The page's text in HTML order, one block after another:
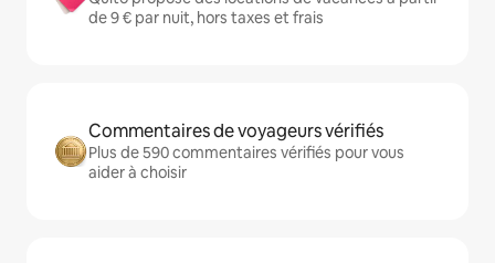
de 9 € par nuit, hors taxes et frais
Commentaires de voyageurs vérifiés
Plus de 590 commentaires vérifiés pour vous
aider à choisir